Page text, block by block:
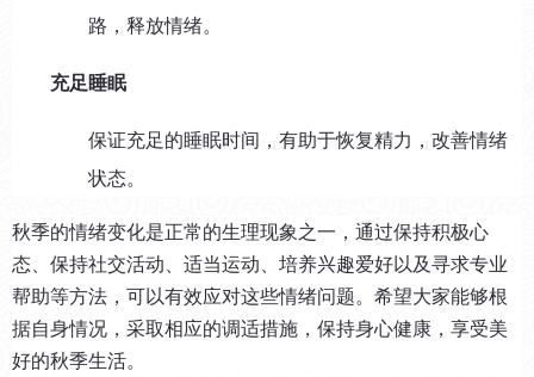
路，释放情绪。
充足睡眠
保证充足的睡眠时间，有助于恢复精力，改善情绪
状态。
秋季的情绪变化是正常的生理现象之一，通过保持积极心
态、保持社交活动、适当运动、培养兴趣爱好以及寻求专业
帮助等方法，可以有效应对这些情绪问题。希望大家能够根
据自身情况，采取相应的调适措施，保持身心健康，享受美
好的秋季生活。